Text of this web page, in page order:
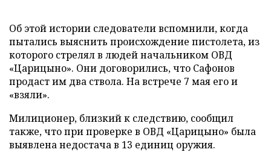
Об этой истории следователи вспомнили, когда
пытались выяснить происхождение пистолета, из
которого стрелял в людей начальником ОВД
«Царицыно». Они договорились, что Сафонов
продаст им два ствола. На встрече 7 мая его и
«взяли».
Милиционер, близкий к следствию, сообщил
также, что при проверке в ОВД «Царицыно» была
выявлена недостача в 13 единиц оружия.